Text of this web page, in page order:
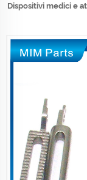
Dispositivi medici e